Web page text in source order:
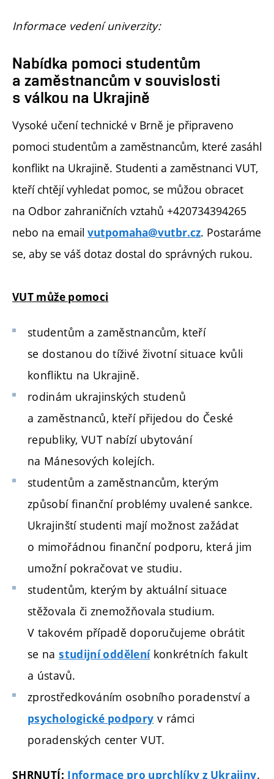
Informace vedení univerzity:
Nabídka pomoci studentům
a zaměstnancům v souvislosti
s válkou na Ukrajině
Vysoké učení technické v Brně je připraveno
pomoci studentům a zaměstnancům, které zasáhl
konflikt na Ukrajině. Studenti a zaměstnanci VUT,
kteří chtějí vyhledat pomoc, se můžou obracet
na Odbor zahraničních vztahů +420734394265
nebo na email vutpomaha@vutbr.cz. Postaráme
se, aby se váš dotaz dostal do správných rukou.
VUT může pomoci
studentům a zaměstnancům, kteří
se dostanou do tíživé životní situace kvůli
konfliktu na Ukrajině.
rodinám ukrajinských studenů
a zaměstnanců, kteří přijedou do České
republiky, VUT nabízí ubytování
na Mánesových kolejích.
studentům a zaměstnancům, kterým
způsobí finanční problémy uvalené sankce.
Ukrajinští studenti mají možnost zažádat
o mimořádnou finanční podporu, která jim
umožní pokračovat ve studiu.
studentům, kterým by aktuální situace
stěžovala či znemožňovala studium.
V takovém případě doporučujeme obrátit
se na studijní oddělení konkrétních fakult
a ústavů.
zprostředkováním osobního poradenství a
psychologické podpory v rámci
poradenských center VUT.
SHRNUTÍ: Informace pro uprchlíky z Ukrajiny.